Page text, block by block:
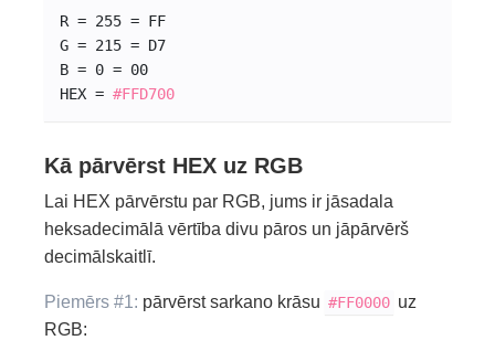
R = 255 = FF
G = 215 = D7
B = 0 = 00
HEX = #FFD700
Kā pārvērst HEX uz RGB
Lai HEX pārvērstu par RGB, jums ir jāsadala
heksadecimālā vērtība divu pāros un jāpārvērš
decimālskaitlī.
Piemērs #1: pārvērst sarkano krāsu #FF0000 uz
RGB: